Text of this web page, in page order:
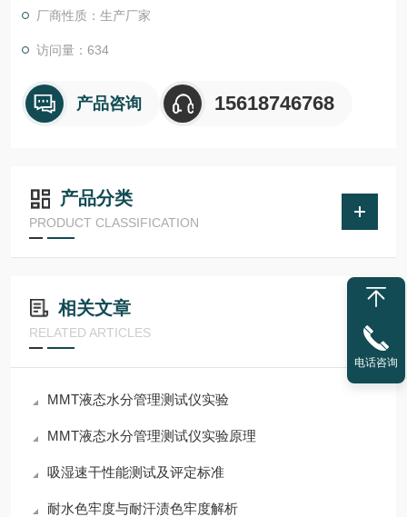
厂商性质：生产厂家
访问量：634
产品咨询 15618746768
产品分类
PRODUCT CLASSIFICATION
相关文章
RELATED ARTICLES
MMT液态水分管理测试仪实验
MMT液态水分管理测试仪实验原理
吸湿速干性能测试及评定标准
耐水色牢度与耐汗渍色牢度解析
电话咨询